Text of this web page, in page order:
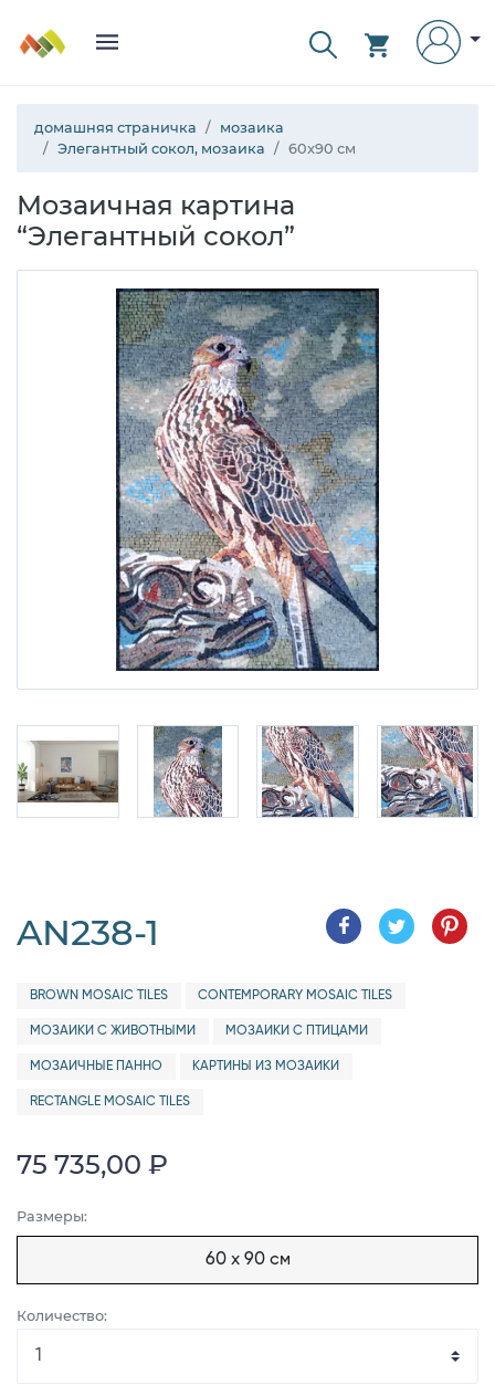
домашняя страничка
мозаика
Элегантный сокол, мозаика
60x90 см
Мозаичная картина
“Элегантный сокол”
AN238-1
BROWN MOSAIC TILES CONTEMPORARY MOSAIC TILES
МОЗАИКИ С ЖИВОТНЫМИ МОЗАИКИ С ПТИЦАМИ
МОЗАИЧНЫЕ ПАННО КАРТИНЫ ИЗ МОЗАИКИ
RECTANGLE MOSAIC TILES
75 735,00 ₽
Размеры:
60 x 90 см
Количество: